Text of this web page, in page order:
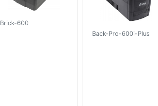
Brick-600
Back-Pro-600i-Plus